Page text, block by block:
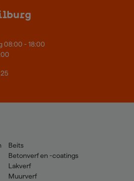
08:00 - 18:00
Beits
Betonverf en -coatings
Lakverf
Muurverf